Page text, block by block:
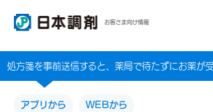
お客さま向け情報
処方箋を事前送信すると、薬局で待たずにお薬が受
アプリから WEBから